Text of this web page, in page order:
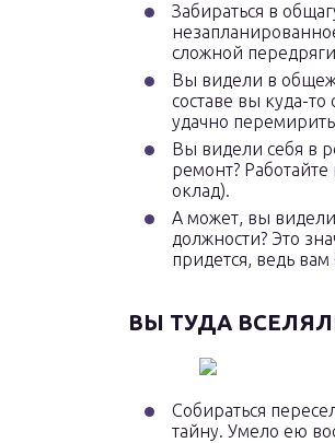
Забираться в
сложной
Вы видели в
составе вы куда-
удачно
Вы видели себя в
ремонт?
оклад).
А может, вы
должности? Это
придется, ведь вам
ВЫ ТУДА
Собираться
тайну. Умело ею